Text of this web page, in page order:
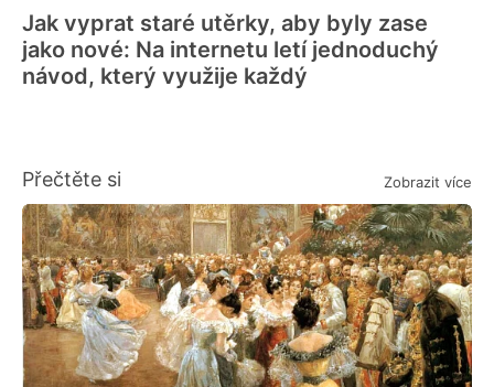
Jak vyprat staré utěrky, aby byly zase
jako nové: Na internetu letí jednoduchý
návod, který využije každý
Přečtěte si Zobrazit více